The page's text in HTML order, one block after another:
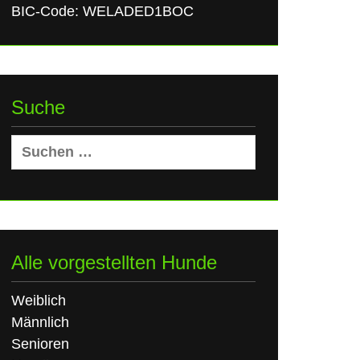
BIC-Code: WELADED1BOC
Suche
Suchen
nach:
Alle vorgestellten Hunde
Weiblich
Männlich
Senioren